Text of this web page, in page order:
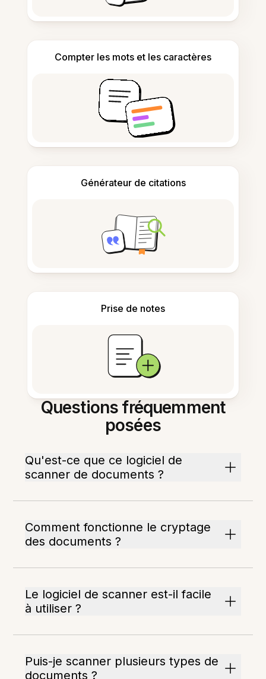
Compter les mots et les caractères
Générateur de citations
Prise de notes
Questions fréquemment
posées
Qu'est-ce que ce logiciel de
scanner de documents ?
Comment fonctionne le cryptage
des documents ?
Le logiciel de scanner est-il facile
à utiliser ?
Puis-je scanner plusieurs types de
documents ?